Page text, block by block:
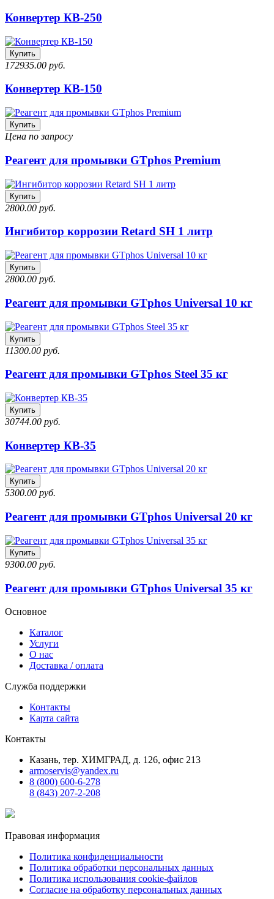
Конвертер КВ-250
Купить
172935.00 руб.
Конвертер КВ-150
Купить
Цена по запросу
Реагент для промывки GTphos Premium
Купить
2800.00 руб.
Ингибитор коррозии Retard SH 1 литр
Купить
2800.00 руб.
Реагент для промывки GTphos Universal 10 кг
Купить
11300.00 руб.
Реагент для промывки GTphos Steel 35 кг
Купить
30744.00 руб.
Конвертер КВ-35
Купить
5300.00 руб.
Реагент для промывки GTphos Universal 20 кг
Купить
9300.00 руб.
Реагент для промывки GTphos Universal 35 кг
Основное
Каталог
Услуги
О нас
Доставка / оплата
Служба поддержки
Контакты
Карта сайта
Контакты
Казань, тер. ХИМГРАД, д. 126, офис 213
armoservis@yandex.ru
8 (800) 600-6-278
8 (843) 207-2-208
Правовая информация
Политика конфиденциальности
Политика обработки персональных данных
Политика использования cookie-файлов
Согласие на обработку персональных данных